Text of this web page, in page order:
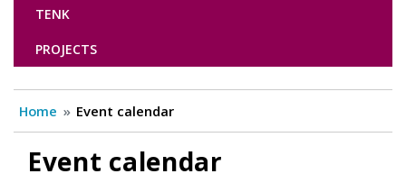
TENK
PROJECTS
Home Event calendar
Event calendar